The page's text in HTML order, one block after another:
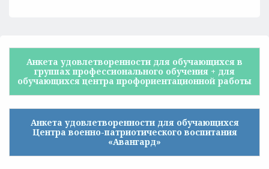
Анкета удовлетворенности для обучающихся в
группах профессионального обучения + для
обучающихся центра профориентационной работы
Анкета удовлетворенности для обучающихся
Центра военно-патриотического воспитания
«Авангард»